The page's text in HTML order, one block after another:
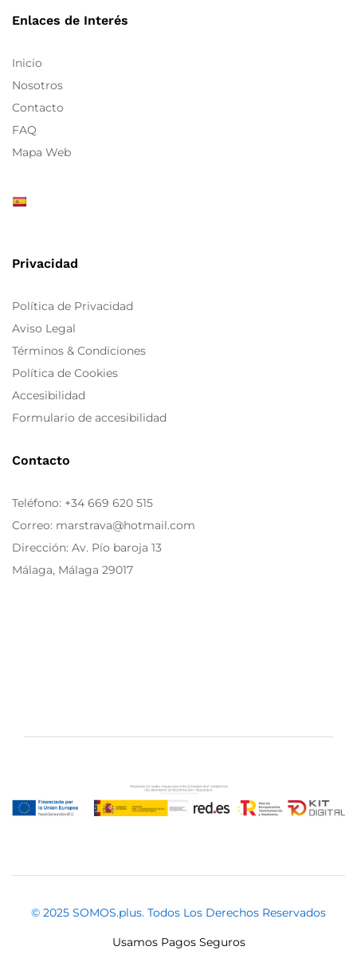
Enlaces de Interés
Inicio
Nosotros
Contacto
FAQ
Mapa Web
Privacidad
Política de Privacidad
Aviso Legal
Términos & Condiciones
Política de Cookies
Accesibilidad
Formulario de accesibilidad
Contacto
Teléfono: +34 669 620 515
Correo: marstrava@hotmail.com
Dirección: Av. Pío baroja 13
Málaga, Málaga 29017
© 2025 SOMOS.plus. Todos Los Derechos Reservados
Usamos Pagos Seguros